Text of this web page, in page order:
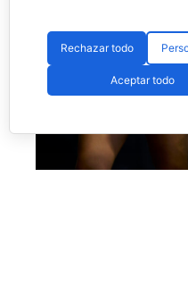
Rechazar todo
Aceptar todo